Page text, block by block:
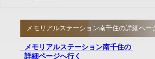
メモリアルステーション南千住の詳細ペー
メモリアルステーション南千住の
詳細ページへ行く